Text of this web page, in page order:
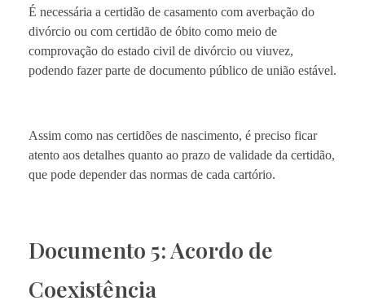
É necessária a certidão de casamento com averbação do
divórcio ou com certidão de óbito como meio de
comprovação do estado civil de divórcio ou viuvez,
podendo fazer parte de documento público de união estável.
Assim como nas certidões de nascimento, é preciso ficar
atento aos detalhes quanto ao prazo de validade da certidão,
que pode depender das normas de cada cartório.
Documento 5: Acordo de
Coexistência